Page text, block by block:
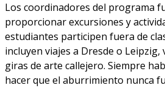
Los coordinadores del programa
proporcionar excursiones y
estudiantes participen fuera de
incluyen viajes a Dresde o Leipzig,
giras de arte callejero. Siempre
hacer que el aburrimiento nunca